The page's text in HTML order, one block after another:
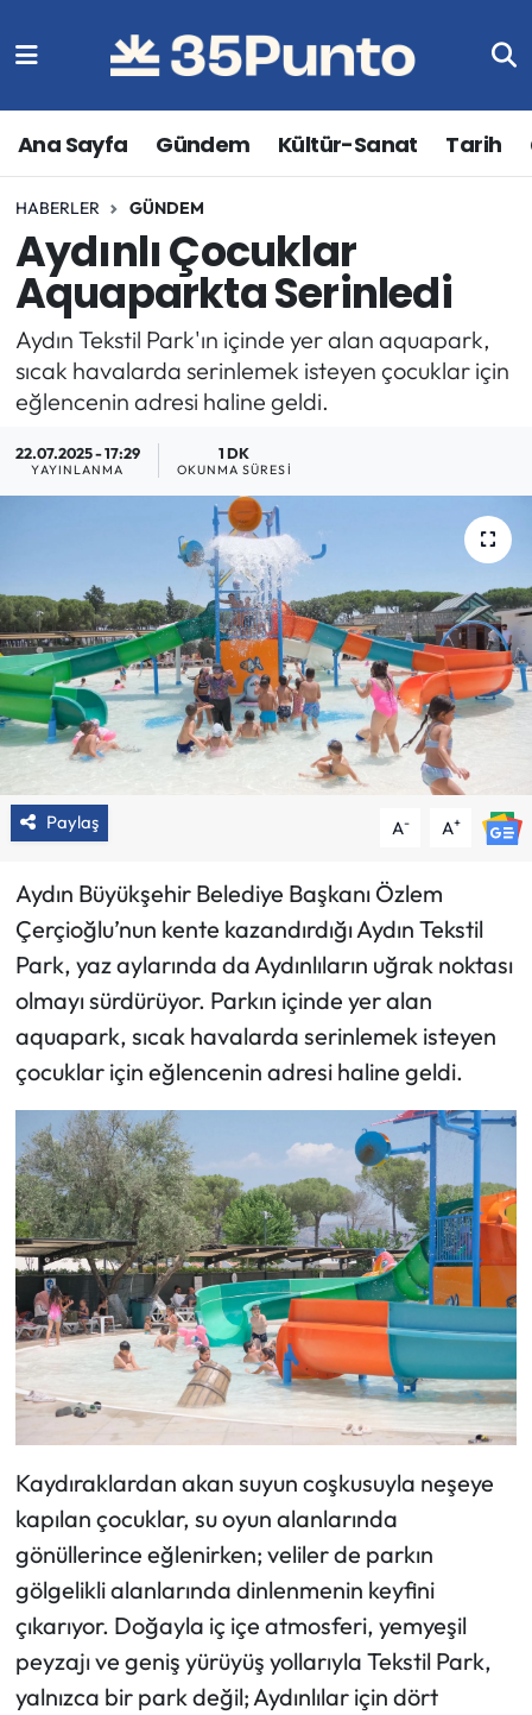
Ana Sayfa Gündem Kültür-Sanat Tarih
HABERLER GÜNDEM
Aydınlı Çocuklar
Aquaparkta Serinledi
Aydın Tekstil Park'ın içinde yer alan aquapark,
sıcak havalarda serinlemek isteyen çocuklar için
eğlencenin adresi haline geldi.
22.07.2025 - 17:29
YAYINLANMA
1 DK
OKUNMA SÜRESI
Paylaş A- A+
Aydın Büyükşehir Belediye Başkanı Özlem
Çerçioğlu’nun kente kazandırdığı Aydın Tekstil
Park, yaz aylarında da Aydınlıların uğrak noktası
olmayı sürdürüyor. Parkın içinde yer alan
aquapark, sıcak havalarda serinlemek isteyen
çocuklar için eğlencenin adresi haline geldi.
Kaydıraklardan akan suyun coşkusuyla neşeye
kapılan çocuklar, su oyun alanlarında
gönüllerince eğlenirken; veliler de parkın
gölgelikli alanlarında dinlenmenin keyfini
çıkarıyor. Doğayla iç içe atmosferi, yemyeşil
peyzajı ve geniş yürüyüş yollarıyla Tekstil Park,
yalnızca bir park değil; Aydınlılar için dört